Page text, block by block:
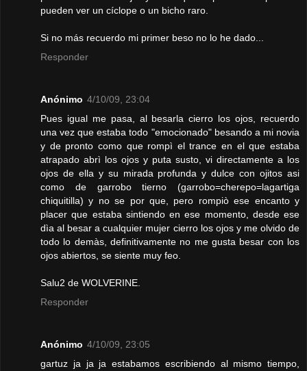
pueden ver un cíclope o un bicho raro.
Si no más recuerdo mi primer beso no lo he dado...
Responder
Anónimo 4/10/09, 23:04
Pues igual me pasa, al besarla cierro los ojos, recuerdo
una vez que estaba todo "emocionado" besando a mi novia
y de pronto como que rompì el trance en el que estaba
atrapado abrì los ojos y puta susto, vi directamente a los
ojos de ella y su mirada profunda y dulce con ojitos asi
como de garrobo tierno (garrobo=cherepo=lagartiga
chiquitilla) y no se por que, pero rompiò ese encanto y
placer que estaba sintiendo en ese momento, desde ese
dìa al besar a cualquier mujer cierro los ojos y me olvido de
todo lo demàs, definitivamente no me gusta besar con los
ojos abiertos, se siente muy feo.
Salu2 de WOLVERINE.
Responder
Anónimo 4/10/09, 23:05
gartuz ja ja ja estabamos escribiendo al mismo tiempo,